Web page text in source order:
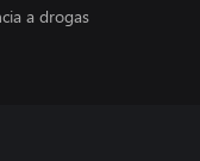
a drogas